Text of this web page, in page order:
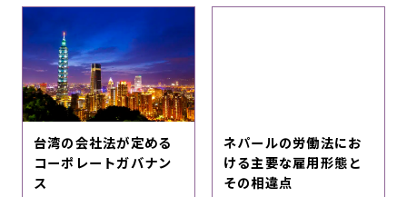
台湾の会社法が定める
コーポレートガバナン
ス
ネパールの労働法にお
ける主要な雇用形態と
その相違点